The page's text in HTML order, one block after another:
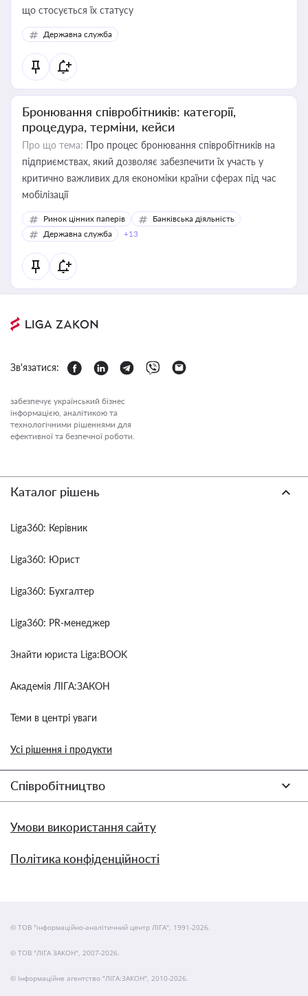
що стосується їх статусу
Державна служба
Бронювання співробітників: категорії,
процедура, терміни, кейси
Про що тема: Про процес бронювання співробітників на
підприємствах, який дозволяє забезпечити їх участь у
критично важливих для економіки країни сферах під час
мобілізації
Ринок цінних паперів
Банківська діяльність
Державна служба
+13
Зв'язатися:
забезпечує український бізнес
інформацією, аналітикою та
технологічними рішеннями для
ефективної та безпечної роботи.
Каталог рішень
Liga360: Керівник
Liga360: Юрист
Liga360: Бухгалтер
Liga360: PR-менеджер
Знайти юриста Liga:BOOK
Академія ЛІГА:ЗАКОН
Теми в центрі уваги
Усі рішення і продукти
Співробітництво
Умови використання сайту
Політика конфіденційності
© ТОВ "інформаційно-аналітичний центр ЛІГА", 1991-2026.
© ТОВ "ЛІГА ЗАКОН", 2007-2026.
© Інформаційне агентство "ЛІГА:ЗАКОН", 2010-2026.